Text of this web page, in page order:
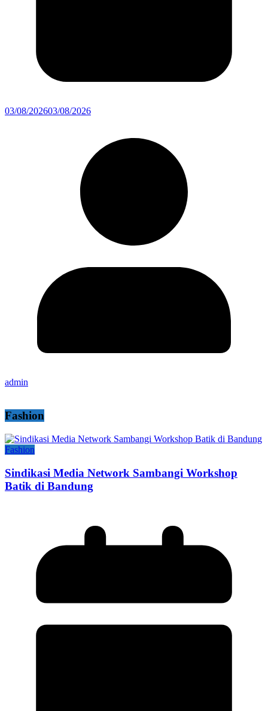
03/08/202603/08/2026
admin
Fashion
Fashion
Sindikasi Media Network Sambangi Workshop
Batik di Bandung